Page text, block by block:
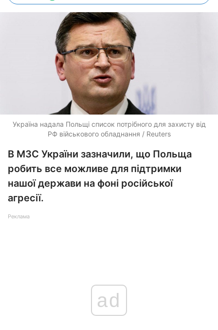
Україна надала Польщі список потрібного для захисту від
РФ військового обладнання / Reuters
В МЗС України зазначили, що Польща
робить все можливе для підтримки
нашої держави на фоні російської
агресії.
Реклама
ad